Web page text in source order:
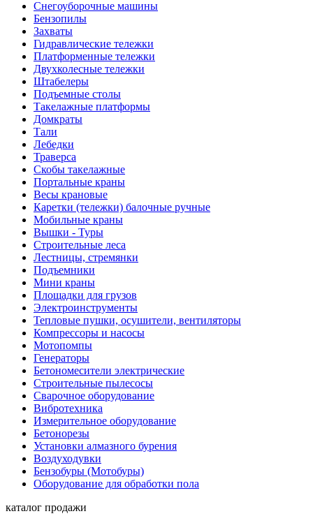
Снегоуборочные машины
Бензопилы
Захваты
Гидравлические тележки
Платформенные тележки
Двухколесные тележки
Штабелеры
Подъемные столы
Такелажные платформы
Домкраты
Тали
Лебедки
Траверса
Скобы такелажные
Портальные краны
Весы крановые
Каретки (тележки) балочные ручные
Мобильные краны
Вышки - Туры
Строительные леса
Лестницы, стремянки
Подъемники
Мини краны
Площадки для грузов
Электроинструменты
Тепловые пушки, осушители, вентиляторы
Компрессоры и насосы
Мотопомпы
Генераторы
Бетономесители электрические
Строительные пылесосы
Сварочное оборудование
Вибротехника
Измерительное оборудование
Бетонорезы
Установки алмазного бурения
Воздуходувки
Бензобуры (Мотобуры)
Оборудование для обработки пола
каталог продажи